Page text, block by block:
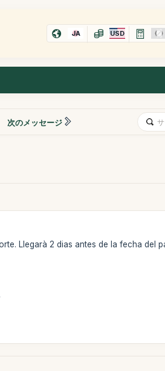
JA USD
次のメッセージ
Llegarà 2 dias antes de la fecha del